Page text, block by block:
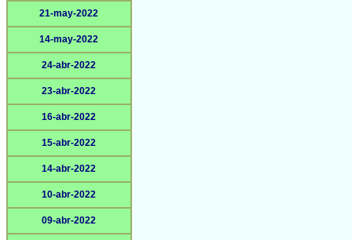
21-may-2022
14-may-2022
24-abr-2022
23-abr-2022
16-abr-2022
15-abr-2022
14-abr-2022
10-abr-2022
09-abr-2022